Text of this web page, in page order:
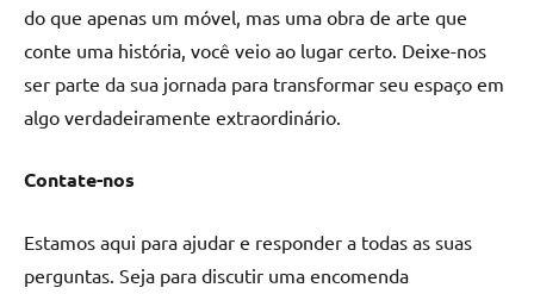
e
tendências
criar
mesa
resinada
alta
qualidade,
do que apenas um móvel, mas uma obra de arte que
conte uma história, você veio ao lugar certo. Deixe-nos
ser parte da sua jornada para transformar seu espaço em
algo verdadeiramente extraordinário.
Contate-nos
Estamos aqui para ajudar e responder a todas as suas
perguntas. Seja para discutir uma encomenda